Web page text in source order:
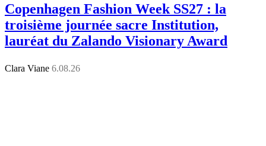
Copenhagen Fashion Week SS27 : la
troisième journée sacre Institution,
lauréat du Zalando Visionary Award
Clara Viane 6.08.26